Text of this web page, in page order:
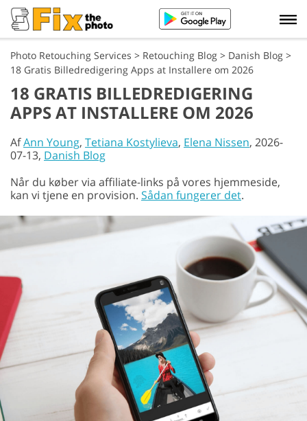
Photo Retouching Services > Retouching Blog > Danish Blog >
18 Gratis Billedredigering Apps at Installere om 2026
18 GRATIS BILLEDREDIGERING
APPS AT INSTALLERE OM 2026
AfAnn Young, Tetiana Kostylieva, Elena Nissen, 2026-
07-13, Danish Blog
Når du køber via affiliate-links på vores hjemmeside,
kan vi tjene en provision. Sådan fungerer det.